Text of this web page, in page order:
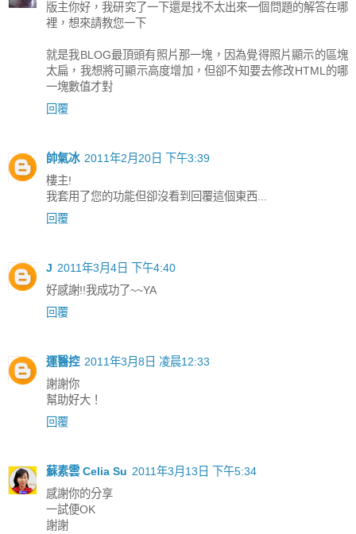
版主你好，我研究了一下還是找不太出來一個問題的解答在哪
裡，想來請教您一下
就是我BLOG最頂頭有照片那一塊，因為覺得照片顯示的區塊
太扁，我想將可顯示高度增加，但卻不知要去修改HTML的哪
一塊數值才對
回覆
帥氣冰 2011年2月20日 下午3:39
樓主!
我套用了您的功能但卻沒看到回覆這個東西...
回覆
J 2011年3月4日 下午4:40
好感謝!!我成功了~~YA
回覆
運醫控 2011年3月8日 凌晨12:33
謝謝你
幫助好大！
回覆
蘇素雲 Celia Su 2011年3月13日 下午5:34
感謝你的分享
一試便OK
謝謝